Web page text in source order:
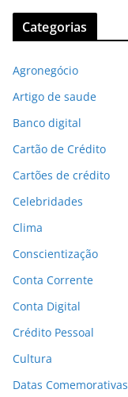
Categorias
Agronegócio
Artigo de saude
Banco digital
Cartão de Crédito
Cartões de crédito
Celebridades
Clima
Conscientização
Conta Corrente
Conta Digital
Crédito Pessoal
Cultura
Datas Comemorativas